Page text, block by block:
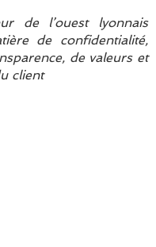
de l’ouest lyonnais
de confidentialité,
de valeurs et
client